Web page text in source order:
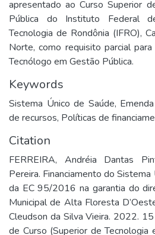
apresentado ao Curso Superior
Pública do Instituto Federal
Tecnologia de Rondônia (IFRO),
Norte, como requisito parcial
Tecnólogo em Gestão Pública.
Keywords
Sistema Único de Saúde,
de recursos, Políticas de
Citation
FERREIRA, Andréia Dantas
Pereira. Financiamento do
da EC 95/2016 na garantia do
Municipal de Alta Floresta
Cleudson da Silva Vieira. 2022.
de Curso (Superior de Tecnologia